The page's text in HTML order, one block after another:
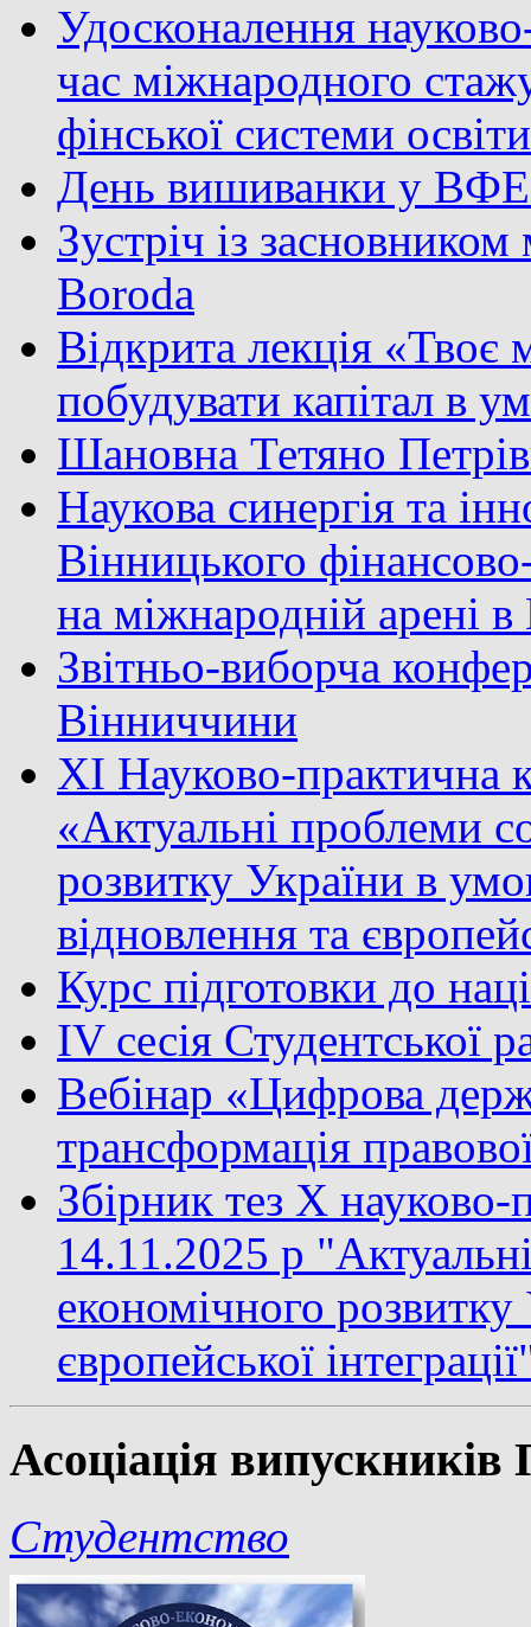
Удосконалення
час міжнародного
фінської системи
День вишиванки у
Зустріч із
Boroda
Відкрита лекція «Твоє
побудувати капітал в
Шановна Тетяно
Наукова синергія та
Вінницького
на міжнародній арені
Звітньо-виборча
Вінниччини
XI Науково-практична
«Актуальні проблеми
розвитку України в
відновлення та
Курс підготовки до
IV сесія Студентської
Вебінар «Цифрова
трансформація
Збірник тез X науково-
14.11.2025 р
економічного
європейської
Асоціація
Студентство